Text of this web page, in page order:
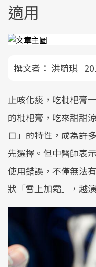
適用
撰文者： 洪毓琪
止咳化痰，吃枇杷膏
的枇杷膏，吃來甜甜
口」的特性，成為許
先選擇。但中醫師表
使用錯誤，不僅無法
狀「雪上加霜」，越